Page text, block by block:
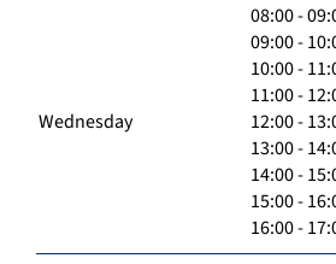
Wednesday
08:00 -
09:00 -
10:00 -
11:00 -
12:00 -
13:00 -
14:00 -
15:00 -
16:00 -